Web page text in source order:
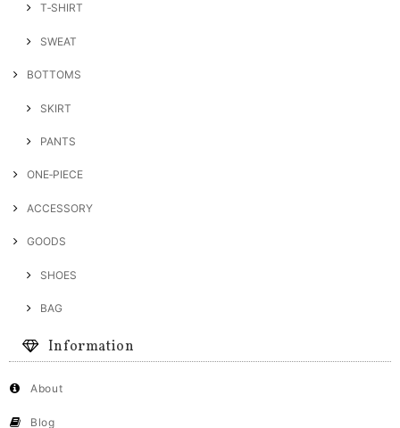
T‐SHIRT
SWEAT
BOTTOMS
SKIRT
PANTS
ONE‐PIECE
ACCESSORY
GOODS
SHOES
BAG
Information
About
Blog